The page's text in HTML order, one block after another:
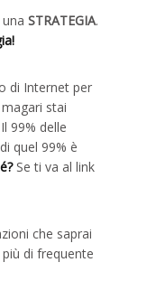
STRATEGIA.
di Internet per
stai
99% delle
quel 99% è
Se ti va al link
che saprai
di frequente